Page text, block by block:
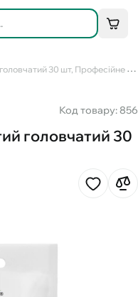
30 шт, Професійне насіння
Код товару: 856
головчатий 30